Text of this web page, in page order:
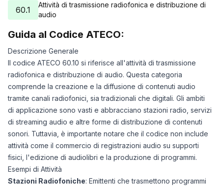
60.1
Attività di trasmissione radiofonica e distribuzione di
audio
Guida al Codice ATECO:
Descrizione Generale
Il codice ATECO 60.10 si riferisce all'attività di trasmissione
radiofonica e distribuzione di audio. Questa categoria
comprende la creazione e la diffusione di contenuti audio
tramite canali radiofonici, sia tradizionali che digitali. Gli ambiti
di applicazione sono vasti e abbracciano stazioni radio, servizi
di streaming audio e altre forme di distribuzione di contenuti
sonori. Tuttavia, è importante notare che il codice non include
attività come il commercio di registrazioni audio su supporti
fisici, l'edizione di audiolibri e la produzione di programmi.
Esempi di Attività
Stazioni Radiofoniche: Emittenti che trasmettono programmi